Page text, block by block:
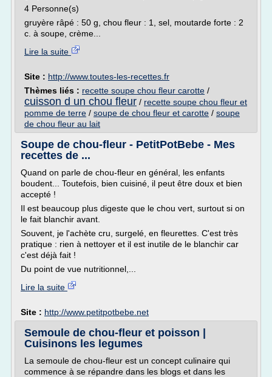
4 Personne(s)
gruyère râpé : 50 g, chou fleur : 1, sel, moutarde forte : 2
c. à soupe, crème...
Lire la suite
Site : http://www.toutes-les-recettes.fr
Thèmes liés : recette soupe chou fleur carotte /
cuisson d un chou fleur / recette soupe chou fleur et
pomme de terre / soupe de chou fleur et carotte / soupe
de chou fleur au lait
Soupe de chou-fleur - PetitPotBebe - Mes
recettes de ...
Quand on parle de chou-fleur en général, les enfants
boudent... Toutefois, bien cuisiné, il peut être doux et bien
accepté !
Il est beaucoup plus digeste que le chou vert, surtout si on
le fait blanchir avant.
Souvent, je l'achète cru, surgelé, en fleurettes. C'est très
pratique : rien à nettoyer et il est inutile de le blanchir car
c'est déjà fait !
Du point de vue nutritionnel,...
Lire la suite
Site : http://www.petitpotbebe.net
Semoule de chou-fleur et poisson |
Cuisinons les legumes
La semoule de chou-fleur est un concept culinaire qui
commence à se répandre dans les blogs et dans les